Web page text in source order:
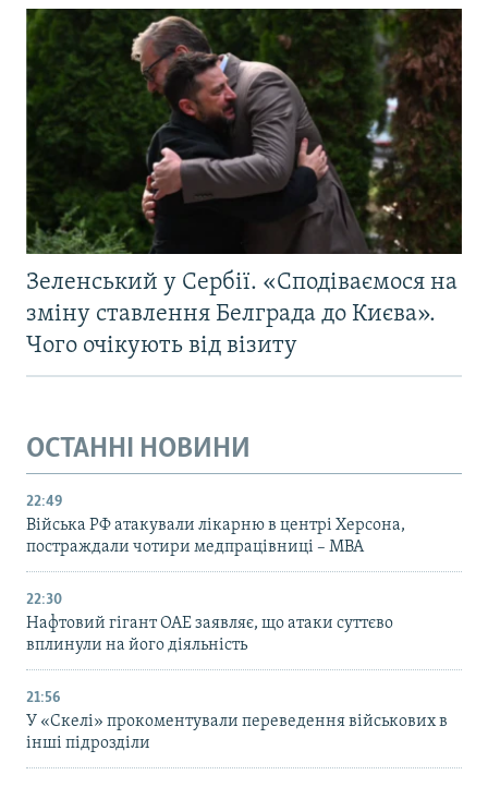
Зеленський у Сербії. «Сподіваємося на
зміну ставлення Белграда до Києва».
Чого очікують від візиту
ОСТАННІ НОВИНИ
22:49
Війська РФ атакували лікарню в центрі Херсона,
постраждали чотири медпрацівниці – МВА
22:30
Нафтовий гігант ОАЕ заявляє, що атаки суттєво
вплинули на його діяльність
21:56
У «Скелі» прокоментували переведення військових в
інші підрозділи